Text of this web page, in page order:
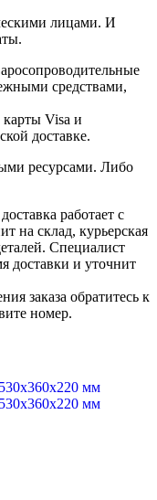
лицами. И
средствами,
Visa и
доставке.
ресурсами. Либо
работает с
на склад, курьерская
Специалист
доставки и уточнит
заказа обратитесь к
номер.